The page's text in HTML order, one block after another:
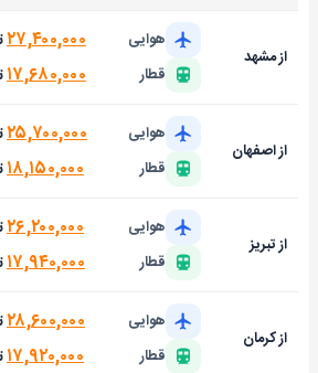
از مشهد
هوایی ۲۷,۴۰۰,۰۰۰
قطار ۱۷,۶۸۰,۰۰۰
از اصفهان
هوایی ۲۵,۷۰۰,۰۰۰
قطار ۱۸,۱۵۰,۰۰۰
از تبریز
هوایی ۲۶,۲۰۰,۰۰۰
قطار ۱۷,۹۴۰,۰۰۰
از کرمان
هوایی ۲۸,۶۰۰,۰۰۰
قطار ۱۷,۹۲۰,۰۰۰